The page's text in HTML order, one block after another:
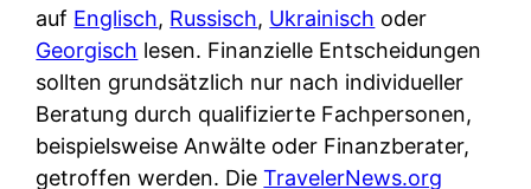
s
i
s
c
h
e
r
k
c
t
z
d
e
r
F
auf Englisch, Russisch, Ukrainisch oder
Georgisch lesen. Finanzielle Entscheidungen
sollten grundsätzlich nur nach individueller
Beratung durch qualifizierte Fachpersonen,
beispielsweise Anwälte oder Finanzberater,
getroffen werden. DieTravelerNews.org